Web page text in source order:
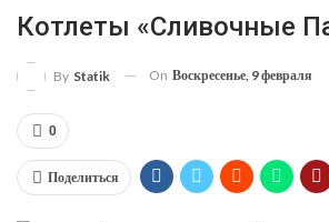
Котлеты «Сливочные
By Statik On Воскресенье, 9 февраля
0
Поделиться